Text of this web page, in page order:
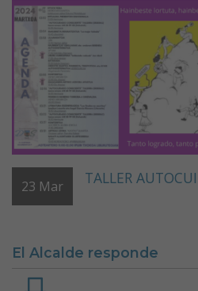
23 Mar TALLER
El Alcalde responde